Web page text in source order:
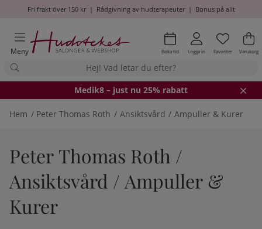
Fri frakt över 150 kr| Rådgivning av hudterapeuter| Bonus på allt
Meny Boka tid Logga in Antal i
.
Favoriter .
Varukorg
Medik8 – just nu 25% rabatt
Hem Peter Thomas Roth Ansiktsvård Ampuller & Kurer
Peter Thomas Roth /
Ansiktsvård / Ampuller &
Kurer